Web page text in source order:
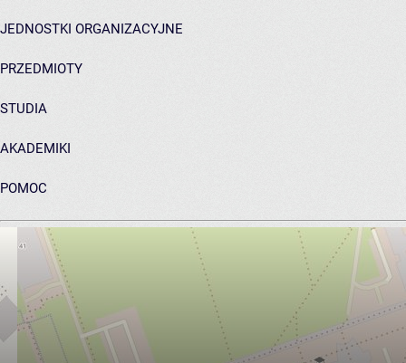
JEDNOSTKI ORGANIZACYJNE
PRZEDMIOTY
STUDIA
AKADEMIKI
POMOC
ARCHIWUM PRAC DYPLOMOWYCH